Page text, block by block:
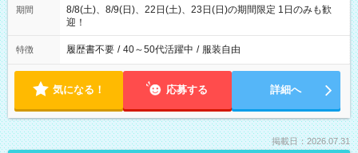
期間
8/8(土)、8/9(日)、22日(土)、23日(日)の期間限定 1日のみも歓
迎！
特徴 履歴書不要 / 40～50代活躍中 / 服装自由
気になる！ 応募する 詳細へ
掲載日：2026.07.31